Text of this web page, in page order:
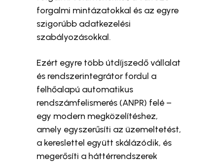
forgalmi mintázatokkal és az egyre
szigorúbb adatkezelési
szabályozásokkal.
Ezért egyre több útdíjszedő vállalat
és rendszerintegrátor fordul a
felhőalapú automatikus
rendszámfelismerés (ANPR) felé –
egy modern megközelítéshez,
amely egyszerűsíti az üzemeltetést,
a kereslettel együtt skálázódik, és
megerősíti a háttérrendszerek